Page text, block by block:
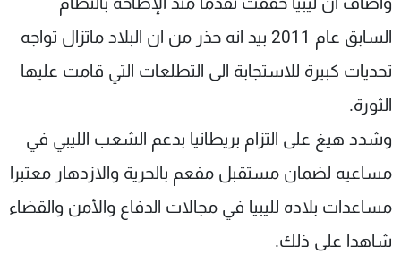
السابق عام 2011 بيد انه حذر من ان البلاد ماتزال تواجه
تحديات كبيرة للاستجابة الى التطلعات التي قامت عليها
الثورة.
وشدد هيغ على التزام بريطانيا بدعم الشعب الليبي في
مساعيه لضمان مستقبل مفعم بالحرية والازدهار معتبرا
مساعدات بلاده لليبيا في مجالات الدفاع والأمن والقضاء
شاهدا على ذلك.